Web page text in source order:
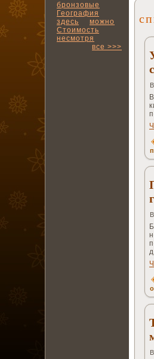
бронзовые
География
здесь
можно
Стоимость
несмотря
все >>>